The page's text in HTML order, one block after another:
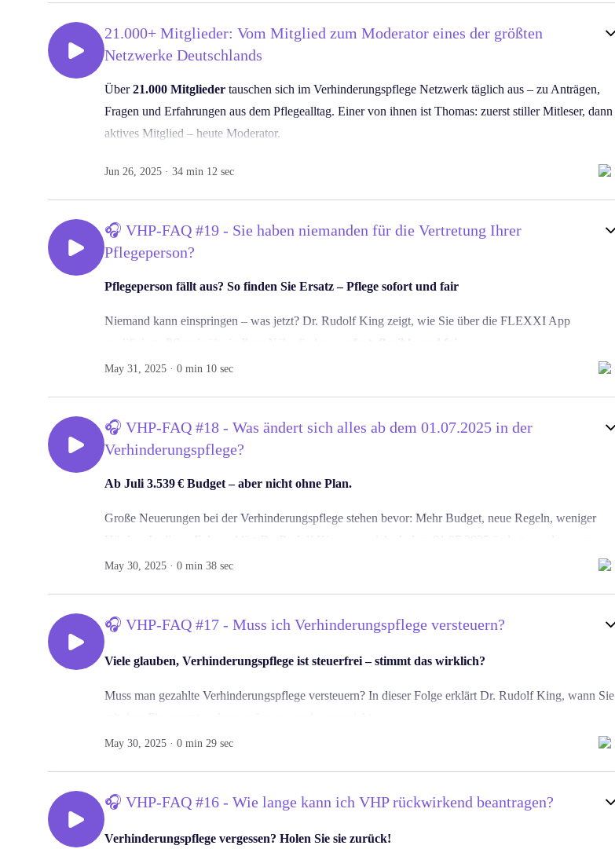
Wenn Sie mehr Unterstützung brauchen oder wissen möchten, welche Möglichkeiten Ihnen zustehen,
https://flexxi.care/de/verhinderungspflege?
utm_source=spotify&utm_medium=podcast&utm_campaign=kurz_mal_pflege_SLK
. Empfehlen Sie den Podcast gern weiter – jede geteilte Folge kann eine pflegende Familie entlasten.
21.000+ Mitglieder: Vom Mitglied zum Moderator eines der größten
Netzwerke Deutschlands
Über21.000 Mitglieder tauschen sich im Verhinderungspflege Netzwerk täglich aus – zu Anträgen,
Fragen und Erfahrungen aus dem Pflegealltag. Einer von ihnen ist Thomas: zuerst stiller Mitleser, dann
aktives Mitglied – heute Moderator.
In diesem Gespräch erzählt er,
und
💬 was er neuen Mitgliedern mitgeben möchte.
🔗 Mehr zur Verhinderungspflege & Community:
→ Pflegekräfte flexibel buchen:
#VHPNetzwerk #Podcast #PflegeAlltag
Jun 26, 2025 · 34 min 12 sec
🎧 VHP-FAQ #19 - Sie haben niemanden für die Vertretung Ihrer
Pflegeperson?
Pflegeperson fällt aus? So finden Sie Ersatz – Pflege sofort und fair
Niemand kann einspringen – was jetzt? Dr. Rudolf King zeigt, wie Sie über die FLEXXI App
🎯 Für alle, die kurzfristig Unterstützung brauchen – auch ohne Angehörige im Umfeld.
https://verhinderungspflege.flexxi.care/?utm_source=spotify&utm_medium=podcast⁠
#PflegendeAngehörige #Kurzzeitpflege
May 31, 2025 · 0 min 10 sec
🎧 VHP-FAQ #18 - Was ändert sich alles ab dem 01.07.2025 in der
Verhinderungspflege?
Ab Juli 3.539 € Budget – aber nicht ohne Plan.
Große Neuerungen bei der Verhinderungspflege stehen bevor: Mehr Budget, neue Regeln, weniger
gute Planung jetzt zählt.
Hinweis:Die Ausweitung von 6 auf 8 Wochen betrifft nur dietageweiseVerhinderungspflege. Bei
stundenweiserVerhinderungspflege gibt es keine Begrenzung der Tage.
🎯 Für alle, die vorbereitet in die Pflege-Zukunft starten wollen.
▶️ Ergänzend:Die 5 wichtigsten Änderungen im Überblick
#Verhinderungspflege #Pflege2025 #Änderung #FLEXXICare #Pflegewissen #Kurzzeitpflege
May 30, 2025 · 0 min 38 sec
🎧 VHP-FAQ #17 - Muss ich Verhinderungspflege versteuern?
Viele glauben, Verhinderungspflege ist steuerfrei – stimmt das wirklich?
Muss man gezahlte Verhinderungspflege versteuern? In dieser Folge erklärt Dr. Rudolf King, wann Sie
💡Tipp:
. Mehr dazu finden Sie in unserem Beitrag im VHP
Netzwerk: https://www.facebook.com/groups/verhinderungspflege/permalink/1126414175944237/?
mibextid=wwXIf&rdid=GMOc5ozDw0JK2SVz#
May 30, 2025 · 0 min 29 sec
🎧 VHP-FAQ #16 - Wie lange kann ich VHP rückwirkend beantragen?
Verhinderungspflege vergessen? Holen Sie sie zurück!